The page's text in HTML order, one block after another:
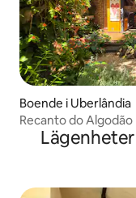
Boende i Uberlândia